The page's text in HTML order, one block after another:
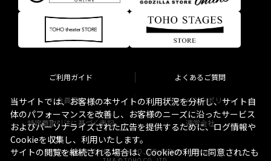
ご利用ガイド よくあるご質問
会員規約 プライバシーポリシー
特定商取引法に基づく表記 運営会社
Copyright © TOHO STELLA CO., LTD. All Rights Reserved.
当サイトでは、お客様の本サイトの利用状況を分析し、サイト自
体のパフォーマンスを改善し、お客様のニーズに沿ったサービス
およびパーソナライズされた広告を提供するために、ログ情報や
Cookieを収集し、利用いたします。
サイトの閲覧を継続される場合は、Cookieの利用に同意されたも